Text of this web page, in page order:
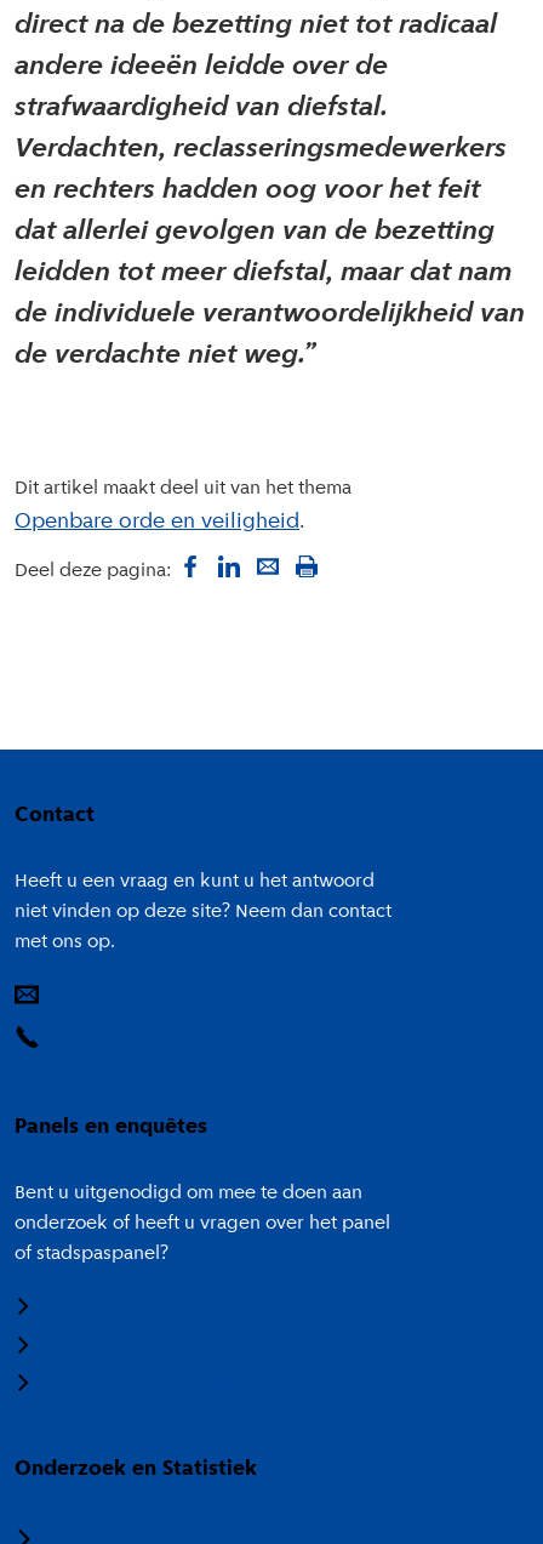
direct na de bezetting niet tot radicaal
andere ideeën leidde over de
strafwaardigheid van diefstal.
Verdachten, reclasseringsmedewerkers
en rechters hadden oog voor het feit
dat allerlei gevolgen van de bezetting
leidden tot meer diefstal, maar dat nam
de individuele verantwoordelijkheid van
de verdachte niet weg.
Dit artikel maakt deel uit van het thema
Openbare orde en veiligheid
Deel deze pagina:
Contact
Heeft u een vraag en kunt u het antwoord
niet vinden op deze site? Neem dan contact
met ons op.
Panels en enquêtes
Bent u uitgenodigd om mee te doen aan
onderzoek of heeft u vragen over het panel
of stadspaspanel?
Onderzoek en Statistiek